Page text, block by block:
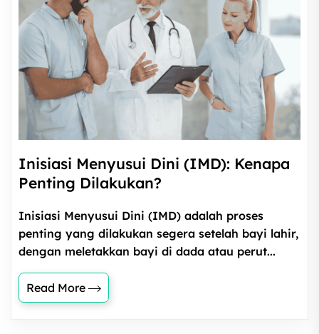
Inisiasi Menyusui Dini (IMD): Kenapa
Penting Dilakukan?
Inisiasi Menyusui Dini (IMD) adalah proses
penting yang dilakukan segera setelah bayi lahir,
dengan meletakkan bayi di dada atau perut...
Read More